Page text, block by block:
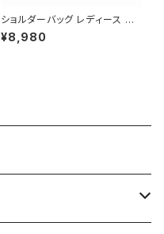
ショルダーバッグ レディース 斜
めがけ 小さめ 2way バッグ 合
皮 軽量 ミニバッグ おしゃれ 可
¥8,980